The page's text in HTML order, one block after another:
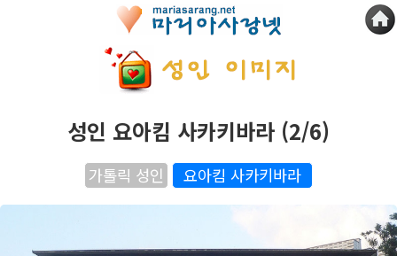
성인 요아킴 사카키바라 (2/6)
가톨릭 성인 요아킴 사카키바라